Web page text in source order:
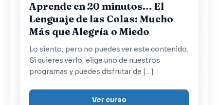
Aprende en 20 minutos… El
Lenguaje de las Colas: Mucho
Más que Alegría o Miedo
Lo siento, pero no puedes ver este contenido.
Si quieres verlo, elige uno de nuestros
programas y puedes disfrutar de […]
Ver curso